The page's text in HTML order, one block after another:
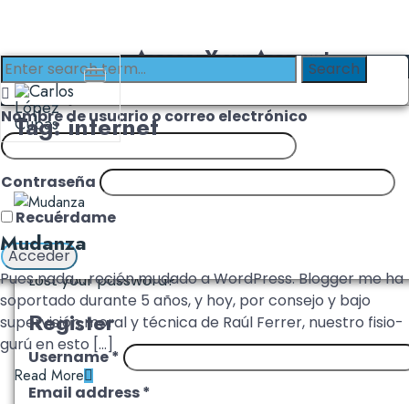
Access Your Account
Login
Username or email address*
Password
Remember me
Lost your password?
Register
Username*
Email address*
Login with Clinika
Nombre de usuario o correo electrónico
Contraseña
Recuérdame
Tag: internet
Mudanza
Pues nada,… recién mudado a WordPress. Blogger me ha
soportado durante 5 años, y hoy, por consejo y bajo
supervisión moral y técnica de Raúl Ferrer, nuestro fisio-
gurú en esto […]
Read More